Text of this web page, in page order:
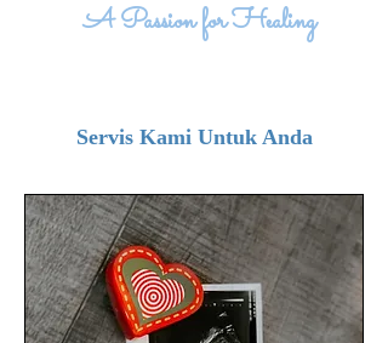
A Passion for Healing
Servis Kami Untuk Anda